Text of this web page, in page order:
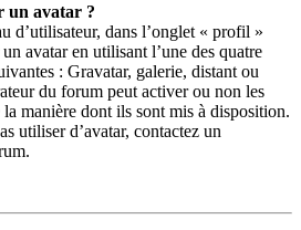
un avatar ?
d’utilisateur, dans l’onglet « profil »
avatar en utilisant l’une des quatre
: Gravatar, galerie, distant ou
du forum peut activer ou non les
la manière dont ils sont mis à disposition.
utiliser d’avatar, contactez un